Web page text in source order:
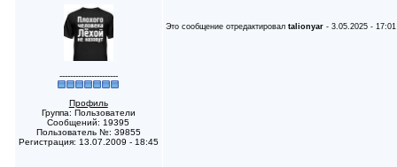
----------------------
Профиль
Группа: Пользователи
Сообщений: 19395
Пользователь №: 39855
Регистрация: 13.07.2009 - 18:45
Это сообщение отредактировал talionyar- 3.05.2025 - 17:01